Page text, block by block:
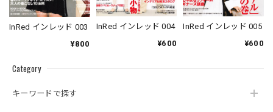
Category
キーワードで探す
InRed インレッド 003
¥800
InRed インレッド 004
¥600
InRed インレッド 005
¥600